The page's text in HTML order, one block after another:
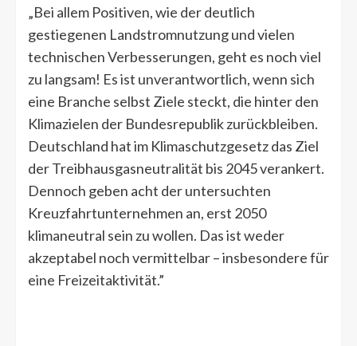
„Bei allem Positiven, wie der deutlich
gestiegenen Landstromnutzung und vielen
technischen Verbesserungen, geht es noch viel
zu langsam! Es ist unverantwortlich, wenn sich
eine Branche selbst Ziele steckt, die hinter den
Klimazielen der Bundesrepublik zurückbleiben.
Deutschland hat im Klimaschutzgesetz das Ziel
der Treibhausgasneutralität bis 2045 verankert.
Dennoch geben acht der untersuchten
Kreuzfahrtunternehmen an, erst 2050
klimaneutral sein zu wollen. Das ist weder
akzeptabel noch vermittelbar – insbesondere für
eine Freizeitaktivität.”